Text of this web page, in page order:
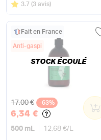
Note
3.7 sur 5
(3 avis)
Fait en France
Anti-gaspi
Ancien prix
17,00 € -63%
6,34 €
500 mL 12,68 €/ L
0
STOCK ÉCOULÉ